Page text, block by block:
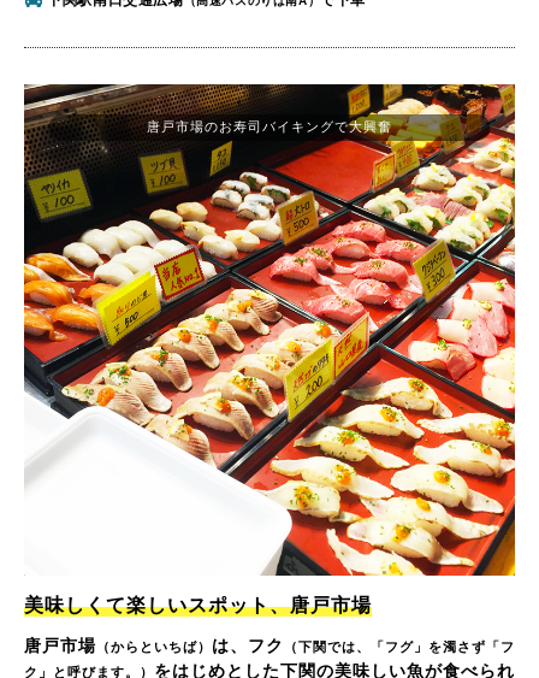
唐戸市場のお寿司バイキングで大興奮
美味しくて楽しいスポット、唐戸市場
唐戸市場 （からといちば） は、フク
（下関では、「フグ」を濁さず「フ
ク」と呼びます。） をはじめとした下関の美味しい魚が食べられ